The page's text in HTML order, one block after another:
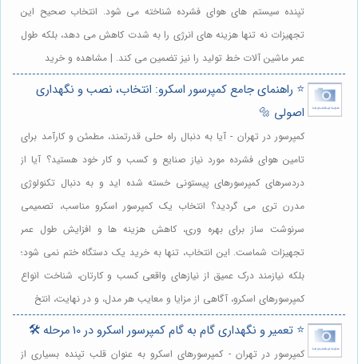
تپنده سیستم های هوای فشرده شناخته می شود. انتخاب صحیح این
تجهیزات نه تنها هزینه های انرژی را به شدت کاهش می دهد، بلکه طول
عمر ماشین آلات خط تولید را نیز تضمین می کند. | مشاهده و خرید
⭐️ راهنمای جامع کمپرسور اسکرو: انتخاب، نصب و نگهداری
اصولی 🔩
کمپرسور در تهران - آیا به دنبال راه حلی قدرتمند، مطمئن و کارآمد برای
تامین هوای فشرده مورد نیاز صنایع و کسب و کار خود هستید؟ آیا از
دردسرهای کمپرسورهای پیستونی خسته شده اید و به دنبال تکنولوژی
مدرن تری می گردید؟ انتخاب یک کمپرسور اسکرو مناسب، تصمیمی
سرنوشت ساز برای بهره وری، کاهش هزینه ها و افزایش طول عمر
تجهیزات شماست. این انتخاب، تنها به خرید یک دستگاه ختم نمی شود؛
بلکه نیازمند درک عمیق از نیازهای واقعی کسب و کارتان، شناخت انواع
کمپرسورهای اسکرو، آگاهی از مزایا و معایب هر مدل، و در نهایت، انتخ
⭐️ تعمیر و نگهداری گام به گام کمپرسور اسکرو در 10 مرحله 🛠️
کمپرسور در تهران - کمپرسورهای اسکرو به عنوان قلب تپنده بسیاری از